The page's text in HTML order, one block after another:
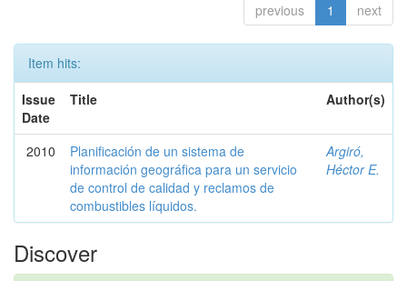
previous 1 next
Item hits:
Issue
Date
Title Author(s)
2010
Planificación de un sistema de
información geográfica para un servicio
de control de calidad y reclamos de
combustibles líquidos.
Argiró,
Héctor E.
Discover